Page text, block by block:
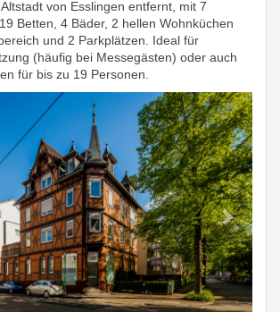
von Esslingen entfernt, mit 7
Betten, 4 Bäder, 2 hellen Wohnküchen
und 2 Parkplätzen. Ideal für
(häufig bei Messegästen) oder auch
für bis zu 19 Personen.
Next